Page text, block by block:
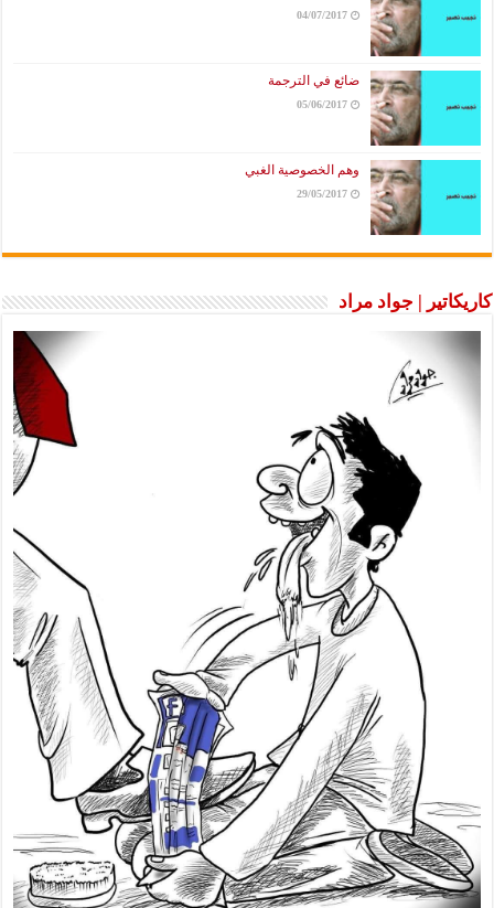
04/07/2017
ضائع في الترجمة
05/06/2017
وهم الخصوصية الغبي
29/05/2017
كاريكاتير | جواد مراد